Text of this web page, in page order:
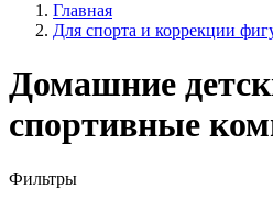
Главная
Для спорта и коррекции
Домашние
спортивные
Фильтры